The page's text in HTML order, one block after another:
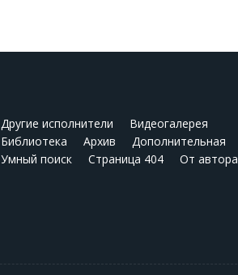
Другие исполнители
Видеогалерея
Библиотека
Архив
Дополнительная
Умный поиск
Страница 404 От автора